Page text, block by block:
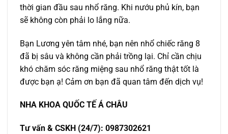
thời gian đầu sau nhổ răng. Khi nướu phủ kín, bạn
sẽ không còn phải lo lắng nữa.
Bạn Lương yên tâm nhé, bạn nên nhổ chiếc răng 8
đã bị sâu và không cần phải trồng lại. Chỉ cần chịu
khó chăm sóc răng miệng sau nhổ răng thật tốt là
được bạn ạ! Cảm ơn bạn đã quan tâm đến dịch vụ!
NHA KHOA QUỐC TẾ Á CHÂU
Tưvấn & CSKH (24/7): 0987302621